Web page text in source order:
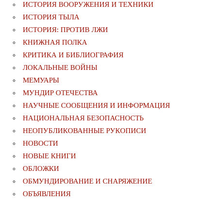
ИСТОРИЯ ВООРУЖЕНИЯ И ТЕХНИКИ
ИСТОРИЯ ТЫЛА
ИСТОРИЯ: ПРОТИВ ЛЖИ
КНИЖНАЯ ПОЛКА
КРИТИКА И БИБЛИОГРАФИЯ
ЛОКАЛЬНЫЕ ВОЙНЫ
МЕМУАРЫ
МУНДИР ОТЕЧЕСТВА
НАУЧНЫЕ СООБЩЕНИЯ И ИНФОРМАЦИЯ
НАЦИОНАЛЬНАЯ БЕЗОПАСНОСТЬ
НЕОПУБЛИКОВАННЫЕ РУКОПИСИ
НОВОСТИ
НОВЫЕ КНИГИ
ОБЛОЖКИ
ОБМУНДИРОВАНИЕ И СНАРЯЖЕНИЕ
ОБЪЯВЛЕНИЯ